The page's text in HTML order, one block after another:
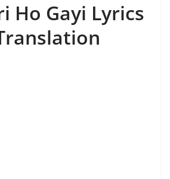
Ho Gayi Lyrics